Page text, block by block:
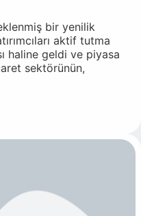
bir yenilik
aktif tutma
haline geldi ve piyasa
sektörünün,